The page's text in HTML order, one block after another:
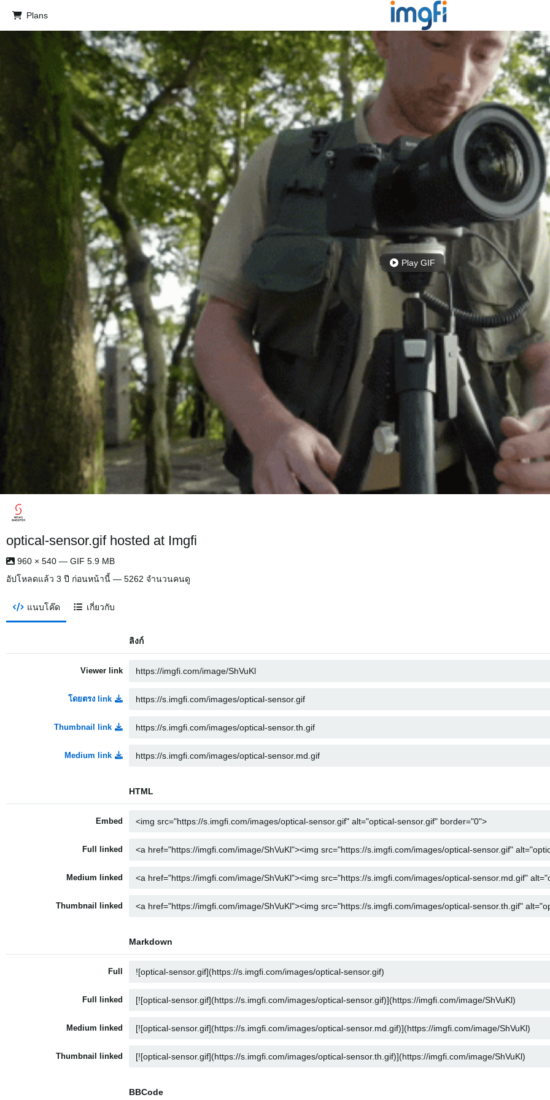
Plans
Play GIF
optical-sensor.gif hosted at Imgfi
960 × 540 — GIF 5.9 MB
อัปโหลดแล้ว 3 ปี ก่อนหน้านี้ — 5262 จำนวนคนดู
แนบโค๊ด เกี่ยวกับ
ลิงก์
Viewer link
โดยตรง link
Thumbnail link
Medium link
HTML
Embed
Full linked
Medium linked
Thumbnail linked
Markdown
Full
Full linked
Medium linked
Thumbnail linked
BBCode